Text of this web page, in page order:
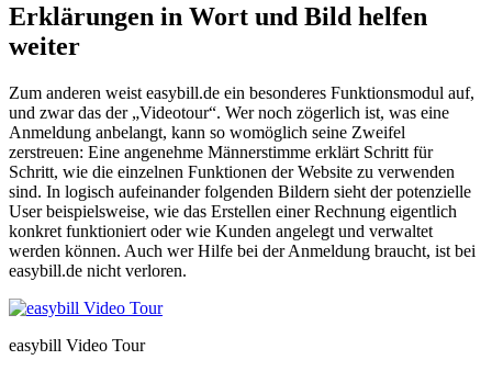
Erklärungen in Wort und Bild helfen
weiter
Zum anderen weist easybill.de ein besonderes Funktionsmodul auf,
und zwar das der „Videotour“. Wer noch zögerlich ist, was eine
Anmeldung anbelangt, kann so womöglich seine Zweifel
zerstreuen: Eine angenehme Männerstimme erklärt Schritt für
Schritt, wie die einzelnen Funktionen der Website zu verwenden
sind. In logisch aufeinander folgenden Bildern sieht der potenzielle
User beispielsweise, wie das Erstellen einer Rechnung eigentlich
konkret funktioniert oder wie Kunden angelegt und verwaltet
werden können. Auch wer Hilfe bei der Anmeldung braucht, ist bei
easybill.de nicht verloren.
easybill Video Tour